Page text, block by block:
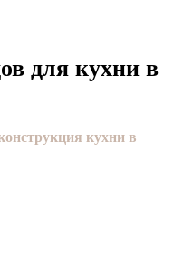
для кухни в
кухни в